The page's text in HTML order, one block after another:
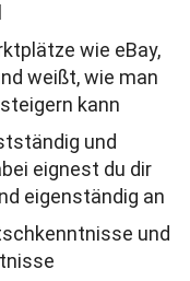
wie eBay,
weißt, wie man
kann
und
eignest du dir
eigenständig an
und